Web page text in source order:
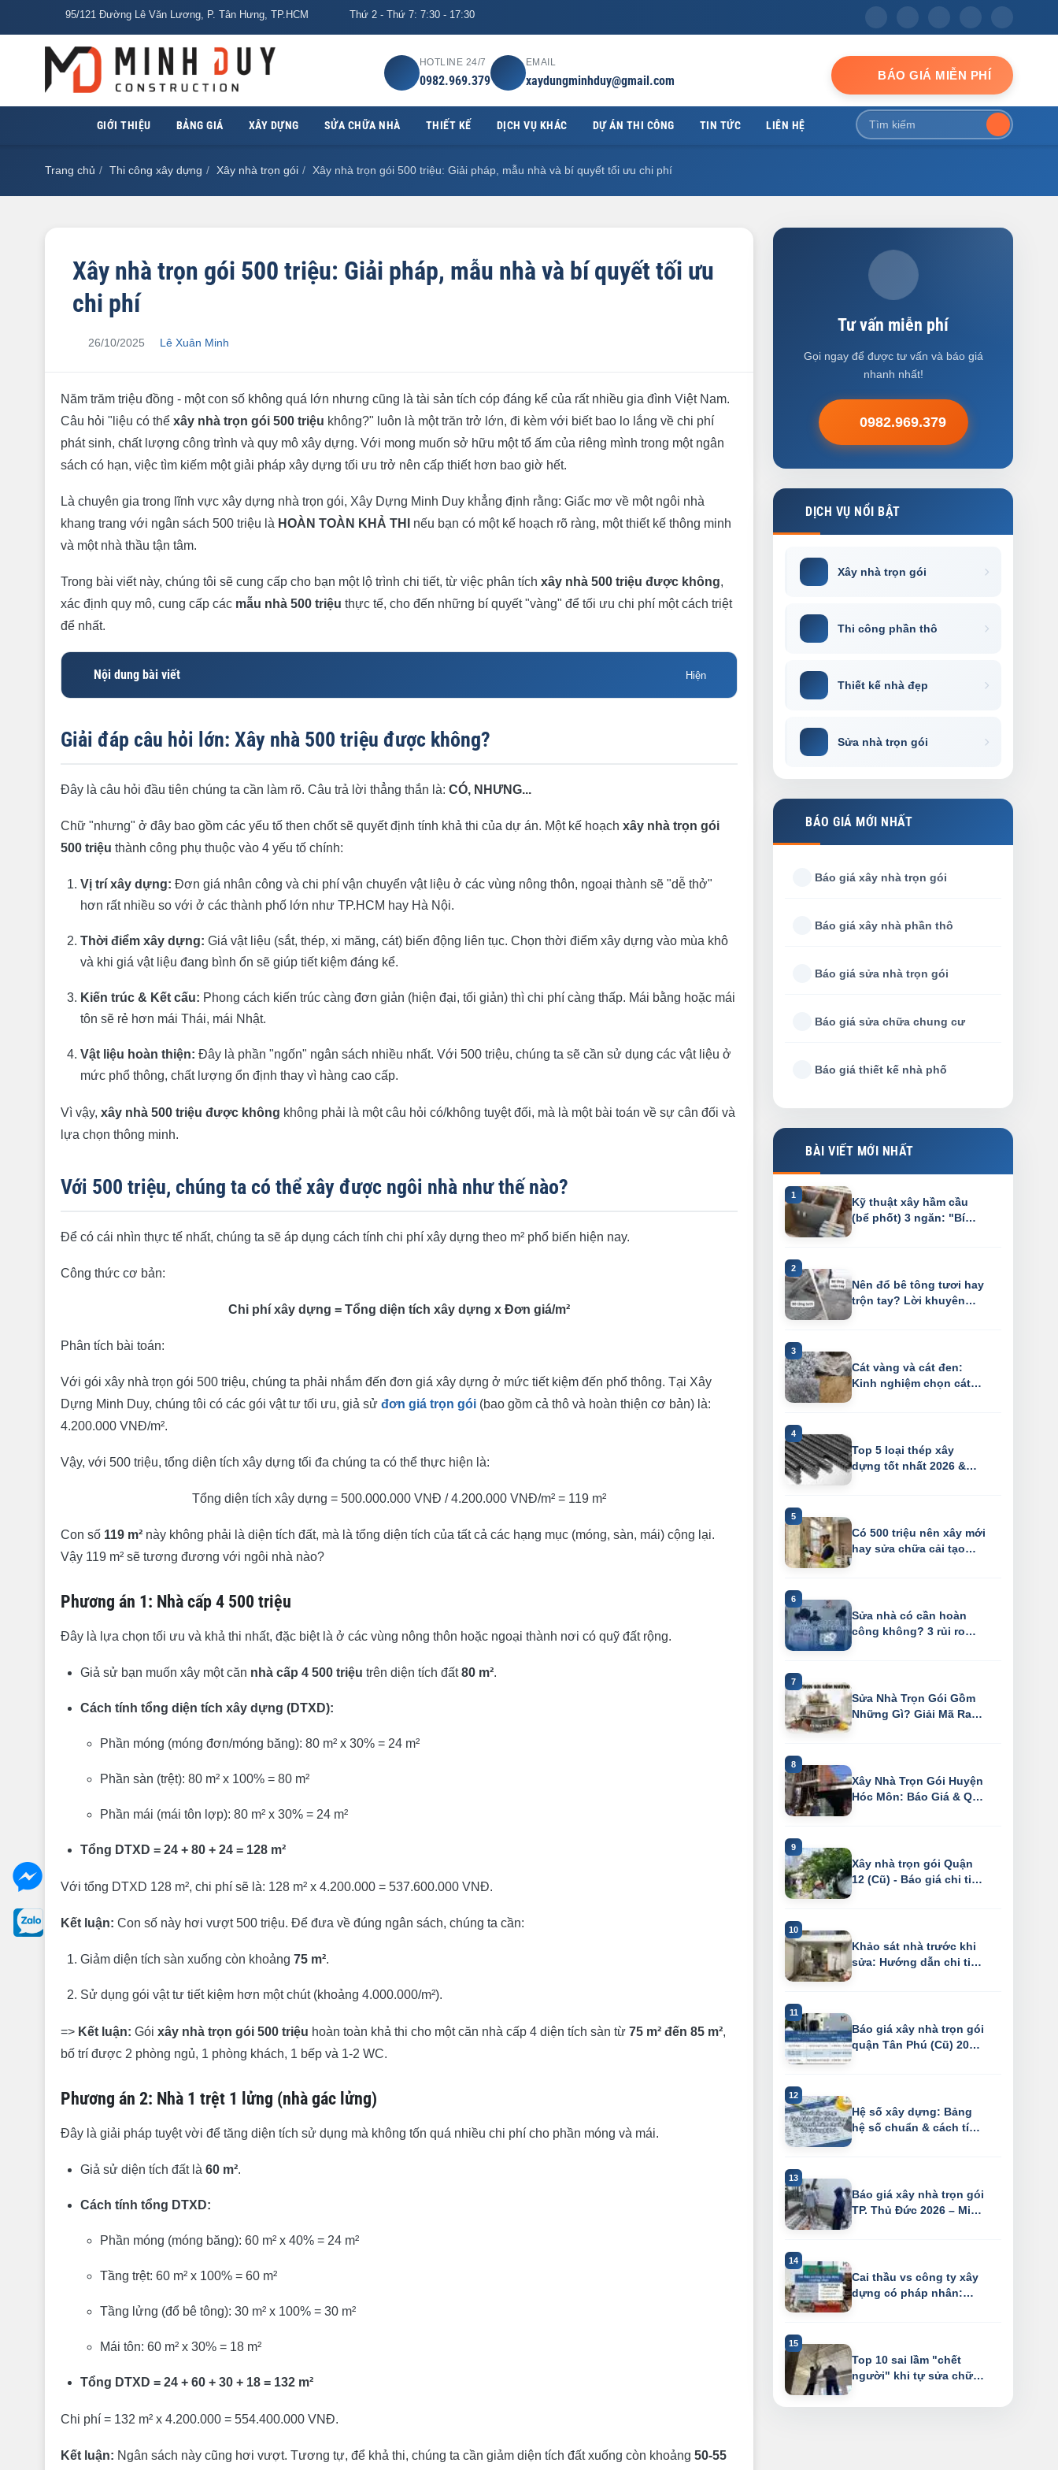
95/121 Đường Lê Văn Lương, P. Tân Hưng, TP.HCM Thứ 2 - Thứ 7: 7:30 - 17:30
HOTLINE 24/7
0982.969.379
EMAIL
xaydungminhduy@gmail.com BÁO GIÁ MIỄN PHÍ
GIỚI THIỆU BẢNG GIÁ XÂY DỰNG SỬA CHỮA NHÀ THIẾT KẾ DỊCH VỤ KHÁC DỰ ÁN THI CÔNG TIN TỨC LIÊN HỆ
Trang chủ Thi công xây dựng Xây nhà trọn gói Xây nhà trọn gói 500 triệu: Giải pháp, mẫu nhà và bí quyết tối ưu chi phí
Xây nhà trọn gói 500 triệu: Giải pháp, mẫu nhà và bí quyết tối ưu
chi phí
26/10/2025 Lê Xuân Minh
Năm trăm triệu đồng - một con số không quá lớn nhưng cũng là tài sản tích cóp đáng kể của rất nhiều gia đình Việt Nam.
Câu hỏi "liệu có thể xây nhà trọn gói 500 triệu không?" luôn là một trăn trở lớn, đi kèm với biết bao lo lắng về chi phí
phát sinh, chất lượng công trình và quy mô xây dựng. Với mong muốn sở hữu một tổ ấm của riêng mình trong một ngân
sách có hạn, việc tìm kiếm một giải pháp xây dựng tối ưu trở nên cấp thiết hơn bao giờ hết.
Là chuyên gia trong lĩnh vực xây dựng nhà trọn gói, Xây Dựng Minh Duy khẳng định rằng: Giấc mơ về một ngôi nhà
khang trang với ngân sách 500 triệu là HOÀN TOÀN KHẢ THI
nếu bạn có một kế hoạch rõ ràng, một thiết kế thông minh
và một nhà thầu tận tâm.
Trong bài viết này, chúng tôi sẽ cung cấp cho bạn một lộ trình chi tiết, từ việc phân tích xây nhà 500 triệu được không,
xác định quy mô, cung cấp các mẫu nhà 500 triệu thực tế, cho đến những bí quyết "vàng" để tối ưu chi phí một cách triệt
để nhất.
Nội dung bài viết Hiện
Với 500 triệu, chúng ta có thể xây được ngôi nhà như thế nào?
Phương án 2: Nhà 1 trệt 1 lửng (nhà gác lửng)
Phương án 3: Nhà 2 tầng
Tư vấn xây nhà 500 triệu: 10 bí quyết "vàng" để tối ưu chi phí
2. Chọn phong cách kiến trúc tối giản
4. Lựa chọn giải pháp móng và mái tiết kiệm
6. Chọn nhà thầu "trọn gói" để khóa ngân sách
8. Giám sát chặt chẽ quá trình thi công
10. Hoàn thiện thủ tục pháp lý gọn gàng
Tham khảo các mẫu nhà 500 triệu đẹp và khả thi
Mẫu nhà cấp 4 500 triệu 2 phòng ngủ có sân vườn (75m²)
Giải đáp câu hỏi lớn: Xây nhà 500 triệu được không?
Đây là câu hỏi đầu tiên chúng ta cần làm rõ. Câu trả lời thẳng thắn là: CÓ, NHƯNG...
Chữ "nhưng" ở đây bao gồm các yếu tố then chốt sẽ quyết định tính khả thi của dự án. Một kế hoạch xây nhà trọn gói
500 triệu thành công phụ thuộc vào 4 yếu tố chính:
Vị trí xây dựng: Đơn giá nhân công và chi phí vận chuyển vật liệu ở các vùng nông thôn, ngoại thành sẽ "dễ thở"
hơn rất nhiều so với ở các thành phố lớn như TP.HCM hay Hà Nội.
Thời điểm xây dựng: Giá vật liệu (sắt, thép, xi măng, cát) biến động liên tục. Chọn thời điểm xây dựng vào mùa khô
và khi giá vật liệu đang bình ổn sẽ giúp tiết kiệm đáng kể.
Kiến trúc & Kết cấu: Phong cách kiến trúc càng đơn giản (hiện đại, tối giản) thì chi phí càng thấp. Mái bằng hoặc mái
tôn sẽ rẻ hơn mái Thái, mái Nhật.
Vật liệu hoàn thiện: Đây là phần "ngốn" ngân sách nhiều nhất. Với 500 triệu, chúng ta sẽ cần sử dụng các vật liệu ở
mức phổ thông, chất lượng ổn định thay vì hàng cao cấp.
Vì vậy, xây nhà 500 triệu được không không phải là một câu hỏi có/không tuyệt đối, mà là một bài toán về sự cân đối và
lựa chọn thông minh.
Với 500 triệu, chúng ta có thể xây được ngôi nhà như thế nào?
Để có cái nhìn thực tế nhất, chúng ta sẽ áp dụng cách tính chi phí xây dựng theo m² phổ biến hiện nay.
Công thức cơ bản:
Chi phí xây dựng = Tổng diện tích xây dựng x Đơn giá/m²
Phân tích bài toán:
Với gói xây nhà trọn gói 500 triệu, chúng ta phải nhắm đến đơn giá xây dựng ở mức tiết kiệm đến phổ thông. Tại Xây
Dựng Minh Duy, chúng tôi có các gói vật tư tối ưu, giả sử đơn giá trọn gói (bao gồm cả thô và hoàn thiện cơ bản) là:
4.200.000 VNĐ/m².
Vậy, với 500 triệu, tổng diện tích xây dựng tối đa chúng ta có thể thực hiện là:
Tổng diện tích xây dựng = 500.000.000 VNĐ / 4.200.000 VNĐ/m² = 119 m²
Con số 119 m² này không phải là diện tích đất, mà là tổng diện tích của tất cả các hạng mục (móng, sàn, mái) cộng lại.
Vậy 119 m² sẽ tương đương với ngôi nhà nào?
Phương án 1: Nhà cấp 4 500 triệu
Đây là lựa chọn tối ưu và khả thi nhất, đặc biệt là ở các vùng nông thôn hoặc ngoại thành nơi có quỹ đất rộng.
Giả sử bạn muốn xây một căn nhà cấp 4 500 triệu trên diện tích đất80 m².
Cách tính tổng diện tích xây dựng (DTXD):
Phần móng (móng đơn/móng băng): 80 m² x 30% = 24 m²
Phần sàn (trệt): 80 m² x 100% = 80 m²
Phần mái (mái tôn lợp): 80 m² x 30% = 24 m²
Tổng DTXD = 24 + 80 + 24 = 128 m²
Với tổng DTXD 128 m², chi phí sẽ là: 128 m² x 4.200.000 = 537.600.000 VNĐ.
Kết luận: Con số này hơi vượt 500 triệu. Để đưa về đúng ngân sách, chúng ta cần:
Giảm diện tích sàn xuống còn khoảng 75 m².
Sử dụng gói vật tư tiết kiệm hơn một chút (khoảng 4.000.000/m²).
=> Kết luận: Gói xây nhà trọn gói 500 triệu hoàn toàn khả thi cho một căn nhà cấp 4 diện tích sàn từ 75 m² đến 85 m²,
bố trí được 2 phòng ngủ, 1 phòng khách, 1 bếp và 1-2 WC.
Phương án 2: Nhà 1 trệt 1 lửng (nhà gác lửng)
Đây là giải pháp tuyệt vời để tăng diện tích sử dụng mà không tốn quá nhiều chi phí cho phần móng và mái.
Giả sử diện tích đất là 60 m².
Cách tính tổng DTXD:
Phần móng (móng băng): 60 m² x 40% = 24 m²
Tầng trệt: 60 m² x 100% = 60 m²
Tầng lửng (đổ bê tông): 30 m² x 100% = 30 m²
Mái tôn: 60 m² x 30% = 18 m²
Tổng DTXD = 24 + 60 + 30 + 18 = 132 m²
Chi phí = 132 m² x 4.200.000 = 554.400.000 VNĐ.
Kết luận: Ngân sách này cũng hơi vượt. Tương tự, để khả thi, chúng ta cần giảm diện tích đất xuống còn khoảng 50-55
Tư vấn miễn phí
Gọi ngay để được tư vấn và báo giá
nhanh nhất!
0982.969.379
DỊCH VỤ NỔI BẬT
Xây nhà trọn gói
Thi công phần thô
Thiết kế nhà đẹp
Sửa nhà trọn gói
BÁO GIÁ MỚI NHẤT
Báo giá xây nhà trọn gói
Báo giá xây nhà phần thô
Báo giá sửa nhà trọn gói
Báo giá sửa chữa chung cư
Báo giá thiết kế nhà phố
BÀI VIẾT MỚI NHẤT
Kỹ thuật xây hầm cầu
(bể phốt) 3 ngăn: "Bí
Nên đổ bê tông tươi hay
trộn tay? Lời khuyên
Cát vàng và cát đen:
Kinh nghiệm chọn cát
Top 5 loại thép xây
dựng tốt nhất 2026 &
Có 500 triệu nên xây mới
hay sửa chữa cải tạo
Sửa nhà có cần hoàn
công không? 3 rủi ro
Sửa Nhà Trọn Gói Gồm
Những Gì? Giải Mã Ranh
Xây Nhà Trọn Gói Huyện
Hóc Môn: Báo Giá & Quy
Xây nhà trọn gói Quận
12 (Cũ) - Báo giá chi tiết
Khảo sát nhà trước khi
sửa: Hướng dẫn chi tiết
Báo giá xây nhà trọn gói
quận Tân Phú (Cũ) 2026
Hệ số xây dựng: Bảng
hệ số chuẩn & cách tính
Báo giá xây nhà trọn gói
TP. Thủ Đức 2026 – Miễn
Cai thầu vs công ty xây
dựng có pháp nhân:
Top 10 sai lầm "chết
người" khi tự sửa chữa